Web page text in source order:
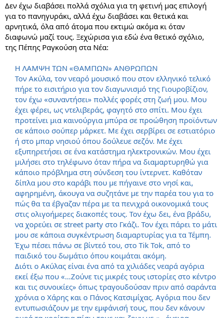
Δεν έχω διαβάσει πολλά σχόλια για τη φετινή μας επιλογή
για το πανηγυράκι, αλλά έχω διαβάσει και θετικά και
αρνητικά, όλα από άτομα που εκτιμώ ακόμα κι όταν
διαφωνώ μαζί τους. Ξεχώρισα για εδώ ένα θετικό σχόλιο,
της Πέπης Ραγκούση στα Νέα:
Η ΛΑΜΨΗ ΤΩΝ «ΘΑΜΠΩΝ» ΑΝΘΡΩΠΩΝ
Τον Ακύλα, τον νεαρό μουσικό που στον ελληνικό τελικό
πήρε το εισιτήριο για τον διαγωνισμό της Γιουροβίζιον,
τον έχω «συναντήσει» πολλές φορές στη ζωή μου. Μου
έχει φέρει, ως ντελιβεράς, φαγητό στο σπίτι. Μου έχει
προτείνει μια καινούργια μπύρα σε προώθηση προϊόντων
σε κάποιο σούπερ μάρκετ. Με έχει σερβίρει σε εστιατόριο
ή στο μπαρ νησιού όπου δούλευε σεζόν. Με έχει
εξυπηρετήσει σε ένα κατάστημα ηλεκτρονικών. Μου έχει
μιλήσει στο τηλέφωνο όταν πήρα να διαμαρτυρηθώ για
κάποιο πρόβλημα στη σύνδεση του ίντερνετ. Καθόταν
δίπλα μου στο καράβι που με πήγαινε στο νησί και,
αφηρημένη, άκουγα να συζητάνε με την παρέα του για το
πώς θα τα έβγαζαν πέρα με τα πενιχρά οικονομικά τους
στις ολιγοήμερες διακοπές τους. Τον έχω δει, ένα βράδυ,
να χορεύει σε street party στο Γκάζι. Τον έχει πάρει το μάτι
μου σε κάποια συγκέντρωση διαμαρτυρίας για τα Τέμπη.
Έχω πέσει πάνω σε βίντεό του, στο Tik Tok, από το
παιδικό του δωμάτιο όπου κοιμάται ακόμη.
Διότι ο Ακύλας είναι ένα από τα χιλιάδες νεαρά αγόρια
εκεί έξω που «…Ζούνε τις μικρές τους ιστορίες στο κέντρο
και τις συνοικίες» όπως τραγουδούσαν πριν από σαράντα
χρόνια ο Χάρης και ο Πάνος Κατσιμίχας. Αγόρια που δεν
εντυπωσιάζουν με την εμφάνισή τους, που δεν κάνουν